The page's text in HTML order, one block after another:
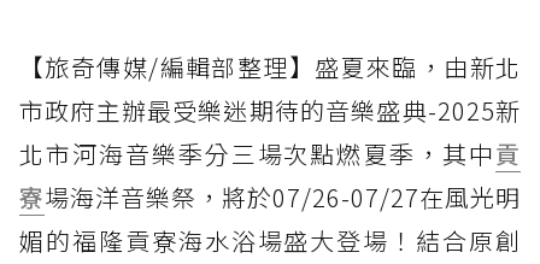
【旅奇傳媒/編輯部整理】盛夏來臨，由新北
市政府主辦最受樂迷期待的音樂盛典-2025新
北市河海音樂季分三場次點燃夏季，其中貢
寮場海洋音樂祭，將於07/26-07/27在風光明
媚的福隆貢寮海水浴場盛大登場！結合原創